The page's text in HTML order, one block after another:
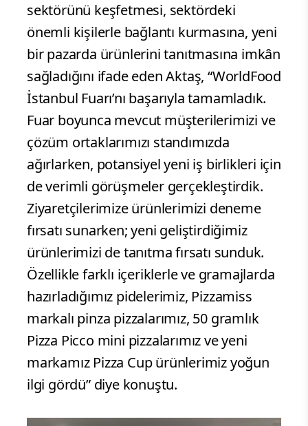
sektörünü keşfetmesi, sektördeki
önemli kişilerle bağlantı kurmasına, yeni
bir pazarda ürünlerini tanıtmasına imkân
sağladığını ifade eden Aktaş, “WorldFood
İstanbul Fuarı’nı başarıyla tamamladık.
Fuar boyunca mevcut müşterilerimizi ve
çözüm ortaklarımızı standımızda
ağırlarken, potansiyel yeni iş birlikleri için
de verimli görüşmeler gerçekleştirdik.
Ziyaretçilerimize ürünlerimizi deneme
fırsatı sunarken; yeni geliştirdiğimiz
ürünlerimizi de tanıtma fırsatı sunduk.
Özellikle farklı içeriklerle ve gramajlarda
hazırladığımız pidelerimiz, Pizzamiss
markalı pinza pizzalarımız, 50 gramlık
Pizza Picco mini pizzalarımız ve yeni
markamız Pizza Cup ürünlerimiz yoğun
ilgi gördü” diye konuştu.